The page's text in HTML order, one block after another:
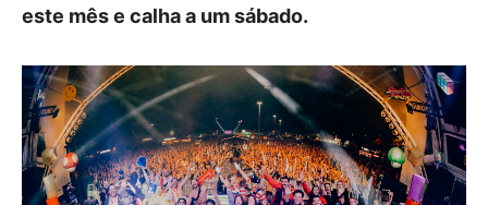
este mês e calha a um sábado.